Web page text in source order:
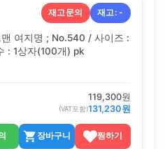
재고문의 재고:-
여지명 ; No.540 / 사이즈 :
: 1상자(100개) pk
119,300원
(VAT포함)131,230원
장바구니 찜하기